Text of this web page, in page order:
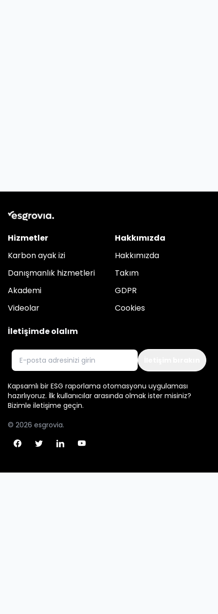
Hizmetler
Karbon ayak izi
Danışmanlık hizmetleri
Akademi
Videolar
Hakkımızda
Hakkımızda
Takım
GDPR
Cookies
İletişimde olalım
E-posta
Kapsamlı bir ESG raporlama otomasyonu uygulaması
hazırlıyoruz. İlk kullanıcılar arasında olmak ister misiniz?
Bizimle iletişime geçin.
© 2026 esgrovia.